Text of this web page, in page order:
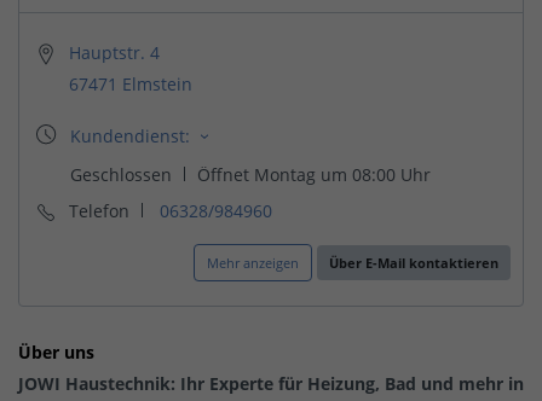
Hauptstr. 4
67471 Elmstein
Telefon 06328/984960
Mehr anzeigen Über E-Mail kontaktieren
Über uns
JOWI Haustechnik: Ihr Experte für Heizung, Bad und mehr in